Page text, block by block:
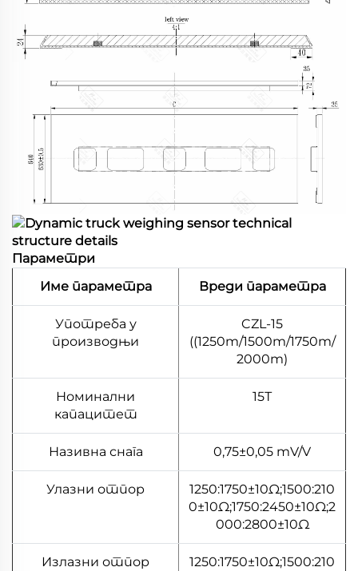
Параметри
Име параметра
Вреди параметра
Употреба у
производњи
CZL-15
((1250m/1500m/1750m/
2000m)
Номинални
капацитет
15Т
Називна снага 0,75±0,05 mV/V
Улазни отпор
1250:1750±10Ω;1500:210
0±10Ω;1750:2450±10Ω;2
000:2800±10Ω
Излазни отпор
1250:1750±10Ω;1500:210